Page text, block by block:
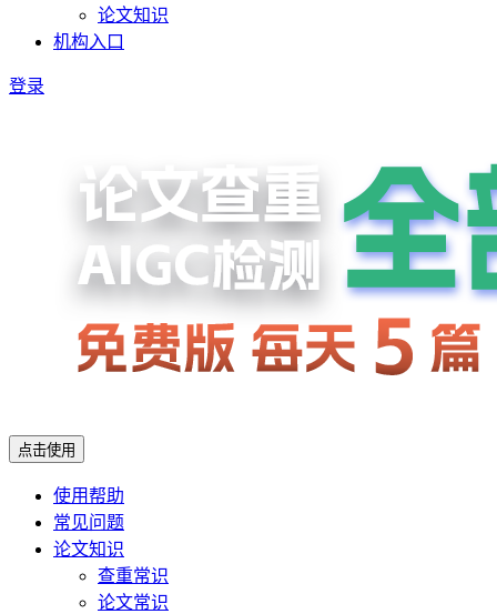
论文知识
机构入口
登录
点击使用
使用帮助
常见问题
论文知识
查重常识
论文常识